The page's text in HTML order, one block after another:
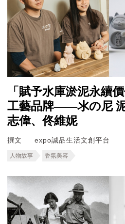
「賦予水庫淤泥永續
工藝品牌——氺の尼
志偉、佟維妮
撰文 expo誠品生活文創平台
人物故事 香氛美容